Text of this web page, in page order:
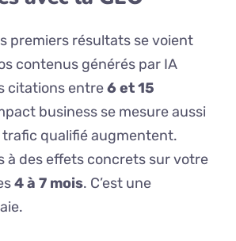
premiers résultats se voient
contenus générés par IA
citations entre6 et 15
business se mesure aussi
trafic qualifié augmentent.
à des effets concrets sur votre
4 à 7 mois. C’est une